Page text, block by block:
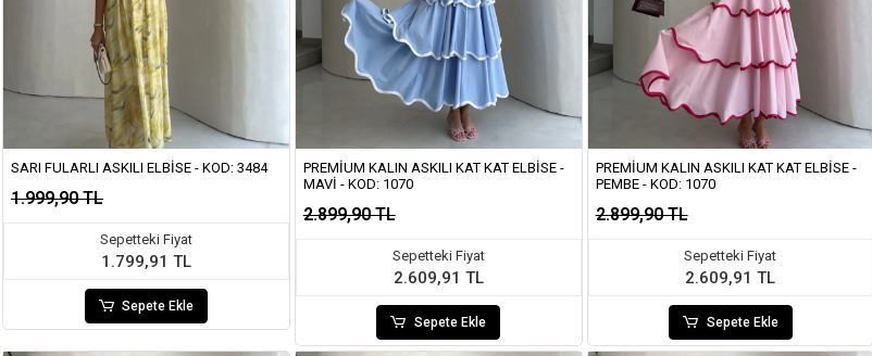
SARI FULARLI ASKILI ELBISE - KOD: 3484
1.999,90 TL
Sepetteki Fiyat
1.799,91 TL
Sepete Ekle
PREMIUM KALIN ASKILI KAT KAT ELBISE -
MAVI - KOD: 1070
2.899,90 TL
Sepetteki Fiyat
2.609,91 TL
Sepete Ekle
PREMIUM KALIN ASKILI KAT KAT ELBISE -
PEMBE - KOD: 1070
2.899,90 TL
Sepetteki Fiyat
2.609,91 TL
Sepete Ekle